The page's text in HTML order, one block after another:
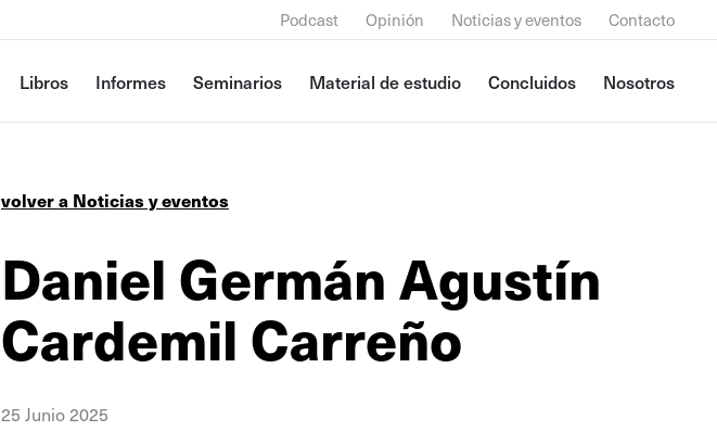
Podcast Opinión Noticias y eventos Contacto
Libros Informes Seminarios Material de estudio Concluidos Nosotros
volver a Noticias y eventos
Daniel Germán Agustín
Cardemil Carreño
25 Junio 2025